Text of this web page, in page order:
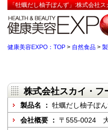
「牡蠣だし柚子ぽんず」:株式会社
健康美容EXPO：TOP > 自然食品 >
株式会社スカイ・フ
製品名 ： 牡蠣だし柚子ぽ
会社概要 ： 〒555-0024